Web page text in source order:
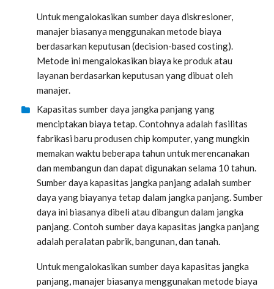
Untuk mengalokasikan sumber daya diskresioner,
manajer biasanya menggunakan metode biaya
berdasarkan keputusan (decision-based costing).
Metode ini mengalokasikan biaya ke produk atau
layanan berdasarkan keputusan yang dibuat oleh
manajer.
Kapasitas sumber daya jangka panjang yang
menciptakan biaya tetap. Contohnya adalah fasilitas
fabrikasi baru produsen chip komputer, yang mungkin
memakan waktu beberapa tahun untuk merencanakan
dan membangun dan dapat digunakan selama 10 tahun.
Sumber daya kapasitas jangka panjang adalah sumber
daya yang biayanya tetap dalam jangka panjang. Sumber
daya ini biasanya dibeli atau dibangun dalam jangka
panjang. Contoh sumber daya kapasitas jangka panjang
adalah peralatan pabrik, bangunan, dan tanah.
Untuk mengalokasikan sumber daya kapasitas jangka
panjang, manajer biasanya menggunakan metode biaya